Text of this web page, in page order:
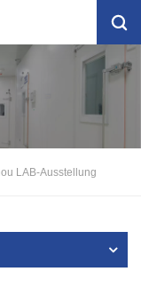
LAB-Ausstellung